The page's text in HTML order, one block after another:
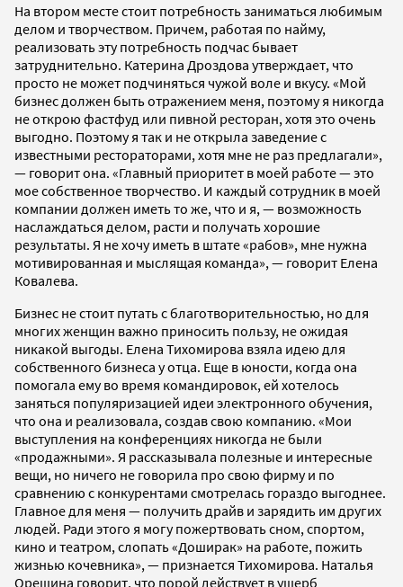
На втором месте стоит потребность заниматься любимым
делом и творчеством. Причем, работая по найму,
реализовать эту потребность подчас бывает
затруднительно. Катерина Дроздова утверждает, что
просто не может подчиняться чужой воле и вкусу. «Мой
бизнес должен быть отражением меня, поэтому я никогда
не открою фастфуд или пивной ресторан, хотя это очень
выгодно. Поэтому я так и не открыла заведение с
известными рестораторами, хотя мне не раз предлагали»,
— говорит она. «Главный приоритет в моей работе — это
мое собственное творчество. И каждый сотрудник в моей
компании должен иметь то же, что и я, — возможность
наслаждаться делом, расти и получать хорошие
результаты. Я не хочу иметь в штате «рабов», мне нужна
мотивированная и мыслящая команда», — говорит Елена
Ковалева.
Бизнес не стоит путать с благотворительностью, но для
многих женщин важно приносить пользу, не ожидая
никакой выгоды. Елена Тихомирова взяла идею для
собственного бизнеса у отца. Еще в юности, когда она
помогала ему во время командировок, ей хотелось
заняться популяризацией идеи электронного обучения,
что она и реализовала, создав свою компанию. «Мои
выступления на конференциях никогда не были
«продажными». Я рассказывала полезные и интересные
вещи, но ничего не говорила про свою фирму и по
сравнению с конкурентами смотрелась гораздо выгоднее.
Главное для меня — получить драйв и зарядить им других
людей. Ради этого я могу пожертвовать сном, спортом,
кино и театром, слопать «Доширак» на работе, пожить
жизнью кочевника», — признается Тихомирова. Наталья
Орешина говорит, что порой действует в ущерб